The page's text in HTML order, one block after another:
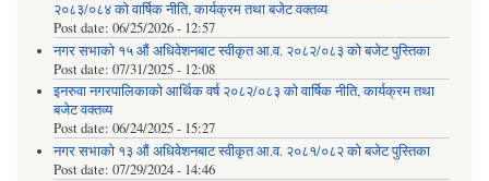
२०८३/०८४ को वार्षिक नीति, कार्यक्रम तथा बजेट वक्तव्य
Post date: 06/25/2026 - 12:57
नगर सभाको १५ औं अधिवेशनबाट स्वीकृत आ.व. २०८२/०८३ को बजेट पुस्तिका
Post date: 07/31/2025 - 12:08
इनरुवा नगरपालिकाको आर्थिक वर्ष २०८२/०८३ को वार्षिक नीति, कार्यक्रम तथा
बजेट वक्तव्य
Post date: 06/24/2025 - 15:27
नगर सभाको १३ औं अधिवेशनबाट स्वीकृत आ.व. २०८१/०८२ को बजेट पुस्तिका
Post date: 07/29/2024 - 14:46